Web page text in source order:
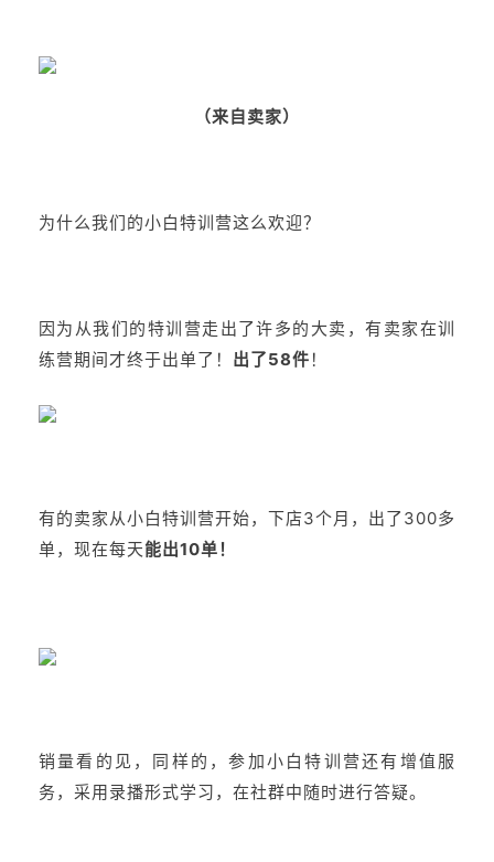
（来自卖家）
为什么我们的小白特训营这么欢迎？
因为从我们的特训营走出了许多的大卖，有卖家在训
练营期间才终于出单了！ 出了58件 ！
有的卖家从小白特训营开始，下店3个月，出了300多
单，现在每天能出10单！
销量看的见，同样的，参加小白特训营还有增值服
务，采用录播形式学习，在社群中随时进行答疑。